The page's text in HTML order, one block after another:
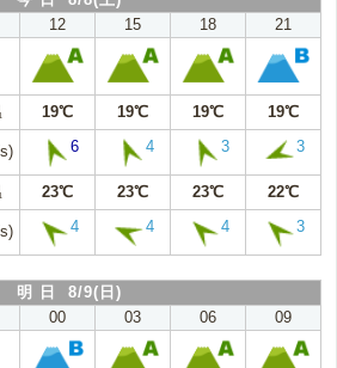
12 15 18 21
19℃ 19℃ 19℃ 19℃
6 4 3 3
23℃ 23℃ 23℃ 22℃
4 4 4 3
明 日 8/9(日)
00 03 06 09